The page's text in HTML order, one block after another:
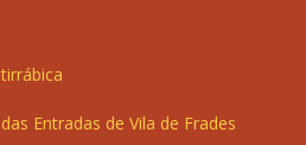
Entradas de Vila de Frades